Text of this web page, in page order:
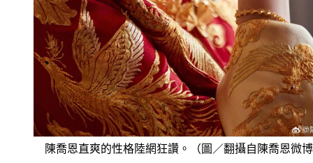
陳喬恩直爽的性格陸網狂讚。（圖／翻攝自陳喬恩微